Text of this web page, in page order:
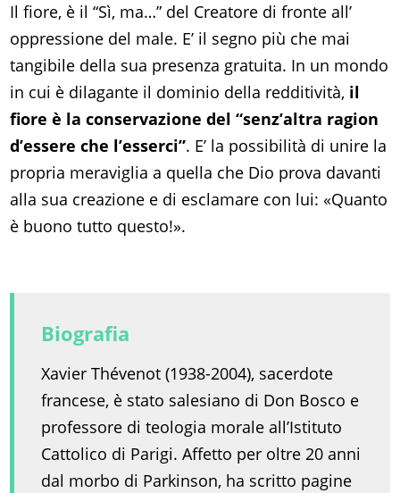
Il fiore, è il “Sì, ma…” del Creatore di fronte all’
oppressione del male. E’ il segno più che mai
tangibile della sua presenza gratuita. In un mondo
in cui è dilagante il dominio della redditività, il
fiore è la conservazione del “senz’altra ragion
d’essere che l’esserci”. E’ la possibilità di unire la
propria meraviglia a quella che Dio prova davanti
alla sua creazione e di esclamare con lui: «Quanto
è buono tutto questo!».
Biografia
Xavier Thévenot (1938-2004), sacerdote
francese, è stato salesiano di Don Bosco e
professore di teologia morale all’Istituto
Cattolico di Parigi. Affetto per oltre 20 anni
dal morbo di Parkinson, ha scritto pagine